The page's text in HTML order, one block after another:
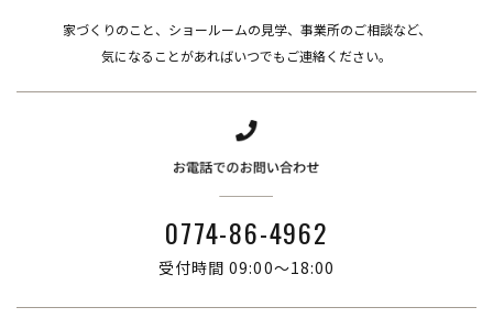
家づくりのこと、ショールームの見学、事業所のご相談など、
​​​​​​​気になることがあればいつでもご連絡ください。
0774-86-4962
受付時間 09:00～18:00